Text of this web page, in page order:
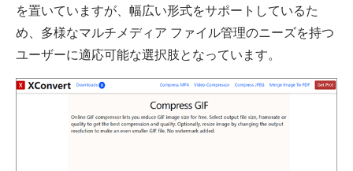
を置いていますが、幅広い形式をサポートしているた
め、多様なマルチメディア ファイル管理のニーズを持つ
ユーザーに適応可能な選択肢となっています。